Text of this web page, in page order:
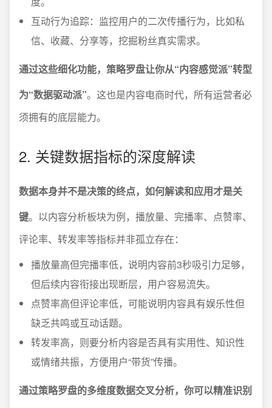
互动行为追踪：监控用户的二次传播行为，比如私
信、收藏、分享等，挖掘粉丝真实需求。
通过这些细化功能，策略罗盘让你从“内容感觉派”转型
为“数据驱动派”。这也是内容电商时代，所有运营者必
须拥有的底层能力。
2. 关键数据指标的深度解读
数据本身并不是决策的终点，如何解读和应用才是关
键。以内容分析板块为例，播放量、完播率、点赞率、
评论率、转发率等指标并非孤立存在：
播放量高但完播率低，说明内容前3秒吸引力足够，
但后续内容衔接出现断层，用户容易流失。
点赞率高但评论率低，可能说明内容具有娱乐性但
缺乏共鸣或互动话题。
转发率高，则要分析内容是否具有实用性、知识性
或情绪共振，方便用户“带货”传播。
通过策略罗盘的多维度数据交叉分析，你可以精准识别